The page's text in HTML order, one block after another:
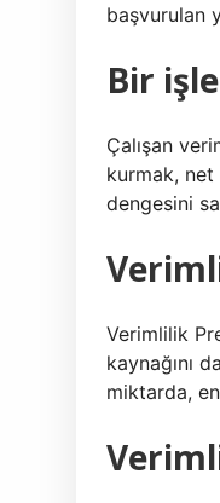
başvurulan
Bir
Çalışan
kurmak,
dengesini
Verimlilik
kaynağını
miktarda,